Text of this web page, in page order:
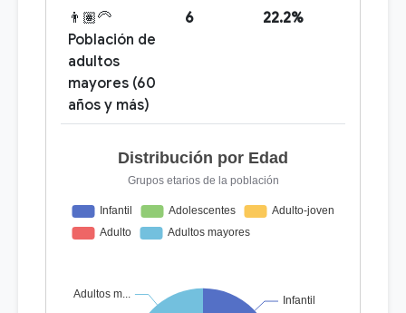
👨🏽‍🦳
Población de
adultos
mayores (60
años y más)
6 22.2%